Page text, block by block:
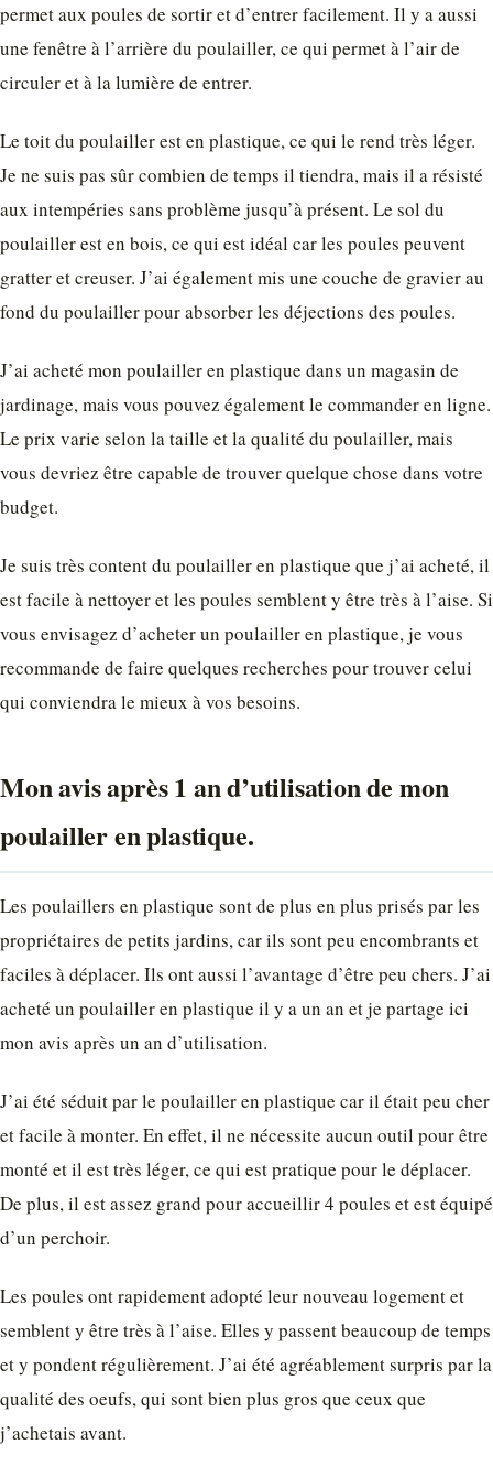
permet aux poules de sortir et d’entrer facilement. Il y a aussi
une fenêtre à l’arrière du poulailler, ce qui permet à l’air de
circuler et à la lumière de entrer.
Le toit du poulailler est en plastique, ce qui le rend très léger.
Je ne suis pas sûr combien de temps il tiendra, mais il a résisté
aux intempéries sans problème jusqu’à présent. Le sol du
poulailler est en bois, ce qui est idéal car les poules peuvent
gratter et creuser. J’ai également mis une couche de gravier au
fond du poulailler pour absorber les déjections des poules.
J’ai acheté mon poulailler en plastique dans un magasin de
jardinage, mais vous pouvez également le commander en ligne.
Le prix varie selon la taille et la qualité du poulailler, mais
vous devriez être capable de trouver quelque chose dans votre
budget.
Je suis très content du poulailler en plastique que j’ai acheté, il
est facile à nettoyer et les poules semblent y être très à l’aise. Si
vous envisagez d’acheter un poulailler en plastique, je vous
recommande de faire quelques recherches pour trouver celui
qui conviendra le mieux à vos besoins.
Mon avis après 1 an d’utilisation de mon
poulailler en plastique.
Les poulaillers en plastique sont de plus en plus prisés par les
propriétaires de petits jardins, car ils sont peu encombrants et
faciles à déplacer. Ils ont aussi l’avantage d’être peu chers. J’ai
acheté un poulailler en plastique il y a un an et je partage ici
mon avis après un an d’utilisation.
J’ai été séduit par le poulailler en plastique car il était peu cher
et facile à monter. En effet, il ne nécessite aucun outil pour être
monté et il est très léger, ce qui est pratique pour le déplacer.
De plus, il est assez grand pour accueillir 4 poules et est équipé
d’un perchoir.
Les poules ont rapidement adopté leur nouveau logement et
semblent y être très à l’aise. Elles y passent beaucoup de temps
et y pondent régulièrement. J’ai été agréablement surpris par la
qualité des oeufs, qui sont bien plus gros que ceux que
j’achetais avant.